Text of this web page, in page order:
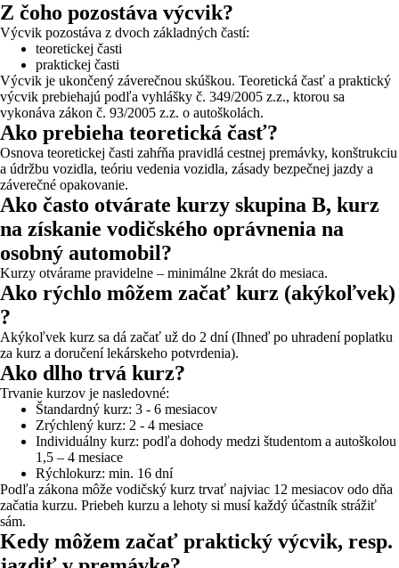
Z čoho pozostáva výcvik?
Výcvik pozostáva z dvoch základných častí:
teoretickej časti
praktickej časti
Výcvik je ukončený záverečnou skúškou. Teoretická časť a praktický
výcvik prebiehajú podľa vyhlášky č. 349/2005 z.z., ktorou sa
vykonáva zákon č. 93/2005 z.z. o autoškolách.
Ako prebieha teoretická časť?
Osnova teoretickej časti zahŕňa pravidlá cestnej premávky, konštrukciu
a údržbu vozidla, teóriu vedenia vozidla, zásady bezpečnej jazdy a
záverečné opakovanie.
Ako často otvárate kurzy skupina B, kurz
na získanie vodičského oprávnenia na
osobný automobil?
Kurzy otvárame pravidelne – minimálne 2krát do mesiaca.
Ako rýchlo môžem začať kurz (akýkoľvek)
?
Akýkoľvek kurz sa dá začať už do 2 dní (Ihneď po uhradení poplatku
za kurz a doručení lekárskeho potvrdenia).
Ako dlho trvá kurz?
Trvanie kurzov je nasledovné:
Štandardný kurz: 3 - 6 mesiacov
Zrýchlený kurz: 2 - 4 mesiace
Individuálny kurz: podľa dohody medzi študentom a autoškolou
1,5 – 4 mesiace
Rýchlokurz: min. 16 dní
Podľa zákona môže vodičský kurz trvať najviac 12 mesiacov odo dňa
začatia kurzu. Priebeh kurzu a lehoty si musí každý účastník strážiť
sám.
Kedy môžem začať praktický výcvik, resp.